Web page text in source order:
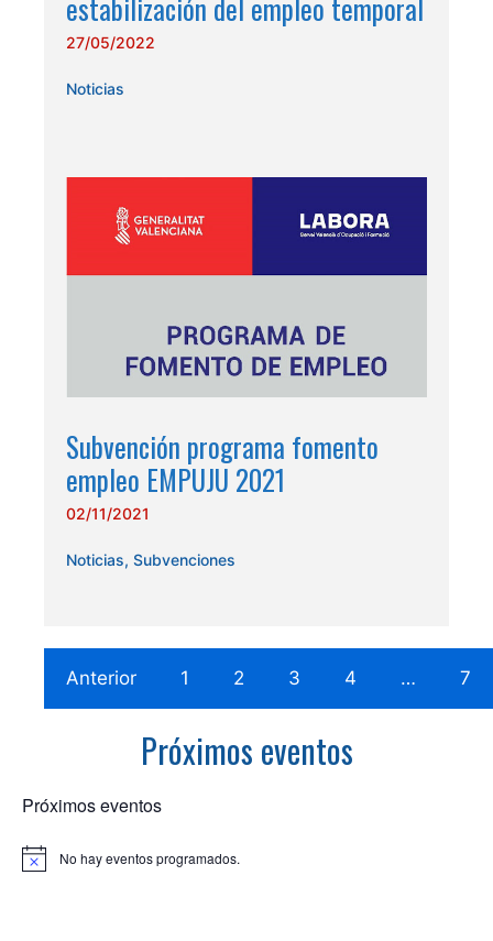
27/05/2022
Noticias
Subvención programa fomento
empleo EMPUJU 2021
02/11/2021
Noticias, Subvenciones
Anterior 1 2 3 4 … 7
Próximos eventos
Próximos eventos
No hay eventos programados.